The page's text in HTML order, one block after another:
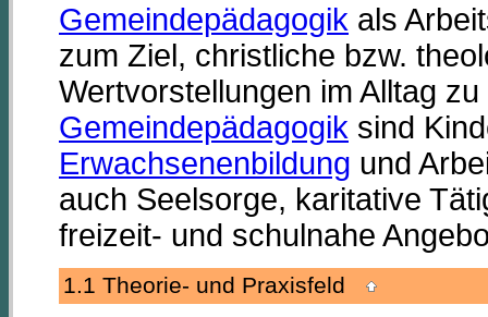
Gemeindepädagogik als
zum Ziel, christliche bzw.
Wertvorstellungen im Alltag
Gemeindepädagogik sind
Erwachsenenbildung und
auch Seelsorge, karitative
freizeit- und schulnahe
1.1 Theorie- und Praxisfeld